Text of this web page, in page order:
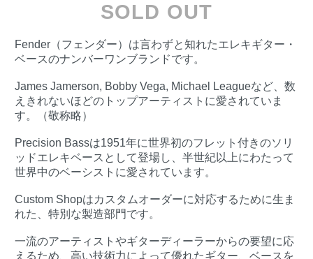
SOLD OUT
Fender（フェンダー）は言わずと知れたエレキギター・
ベースのナンバーワンブランドです。
James Jamerson, Bobby Vega, Michael Leagueなど、数
えきれないほどのトップアーティストに愛されていま
す。（敬称略）
Precision Bassは1951年に世界初のフレット付きのソリ
ッドエレキベースとして登場し、半世紀以上にわたって
世界中のベーシストに愛されています。
Custom Shopはカスタムオーダーに対応するために生ま
れた、特別な製造部門です。
一流のアーティストやギターディーラーからの要望に応
えるため、高い技術力によって優れたギター、ベースを